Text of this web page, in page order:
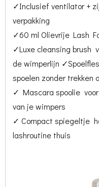
✓Inclusief ventilator +
verpakking
✓60 ml Olievrije Lash
✓Luxe cleansing brush
de wimperlijn
spoelen zonder trekken
✓ Mascara spoolie
van je wimpers
✓ Compact spiegeltje
lashroutine thuis